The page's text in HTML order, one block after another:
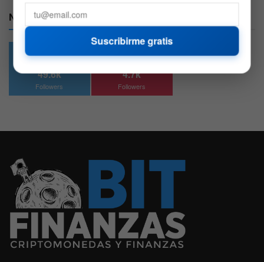
Nuestras Redes:
49.6k
Followers
4.7k
Followers
Suscribirme gratis